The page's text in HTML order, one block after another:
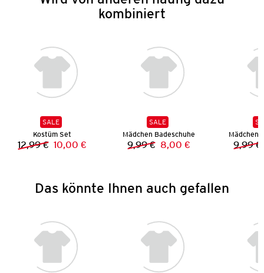
kombiniert
SALE
Kostüm Set
Vorheriger Preis:
12,99 € Neuer Preis:
10,00 €
SALE
Mädchen Badeschuhe
Vorheriger Preis:
9,99 € Neuer Preis:
8,00 €
Mädchen
9,99 €
Das könnte Ihnen auch gefallen